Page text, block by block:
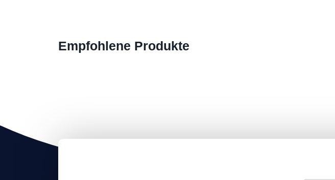
Empfohlene Produkte